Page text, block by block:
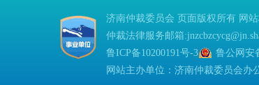
济南仲裁委员会 页面版权所有 网站
仲裁法律服务邮箱
鲁ICP备10200191号-3
鲁公网安
网站主办单位：济南仲裁委员会办